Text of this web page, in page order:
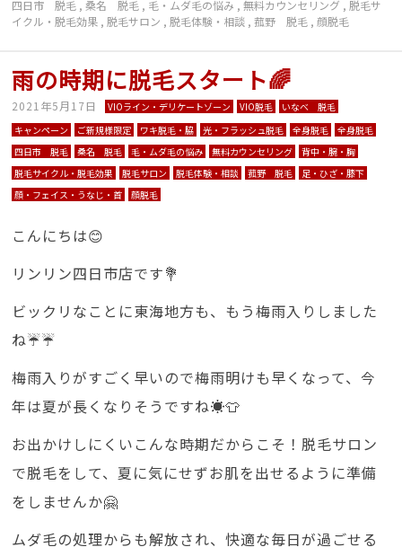
四日市 脱毛 ,桑名 脱毛 , 毛・ムダ毛の悩み ,無料カウンセリング ,脱毛サ
イクル・脱毛効果 ,脱毛サロン ,脱毛体験・相談 ,菰野 脱毛 ,顔脱毛
雨の時期に脱毛スタート🌈
2021年5月17日 VIOライン・デリケートゾーン VIO脱毛
いなべ 脱毛
キャンペーン
ご新規様限定 ワキ脱毛・脇 光・フラッシュ脱毛 全身脱毛
全身脱毛
四日市 脱毛
桑名 脱毛 毛・ムダ毛の悩み 無料カウンセリング
背中・腕・胸
脱毛サイクル・脱毛効果
脱毛サロン 脱毛体験・相談 菰野 脱毛
足・ひざ・膝下
顔・フェイス・うなじ・首
顔脱毛
こんにちは😊
リンリン四日市店です💐
ビックリなことに東海地方も、もう梅雨入りしました
ね☔️☔️
梅雨入りがすごく早いので梅雨明けも早くなって、今
年は夏が長くなりそうですね☀️👕
お出かけしにくいこんな時期だからこそ！脱毛サロン
で脱毛をして、夏に気にせずお肌を出せるように準備
をしませんか🤗
ムダ毛の処理からも解放され、快適な毎日が過ごせる